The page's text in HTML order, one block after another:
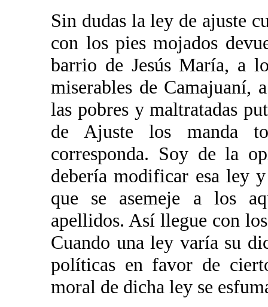
Sin dudas la ley de ajuste
con los pies mojados
barrio de Jesús María, a
miserables de Camajuaní,
las pobres y maltratadas
de Ajuste los manda
corresponda. Soy de la
debería modificar esa ley
que se asemeje a los
apellidos. Así llegue con
Cuando una ley varía su
políticas en favor de
moral de dicha ley se